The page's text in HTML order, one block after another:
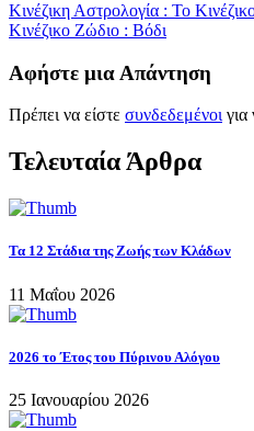
Κινέζικη Αστρολογία : Το
Κινέζικο Ζώδιο : Βόδι
Αφήστε μια Απάντηση
Πρέπει να είστε συνδεδεμένοιγια
Τελευταία Άρθρα
Τα 12 Στάδια της Ζωής των Κλάδων
11 Μαΐου 2026
2026 το Έτος του Πύρινου Αλόγου
25 Ιανουαρίου 2026